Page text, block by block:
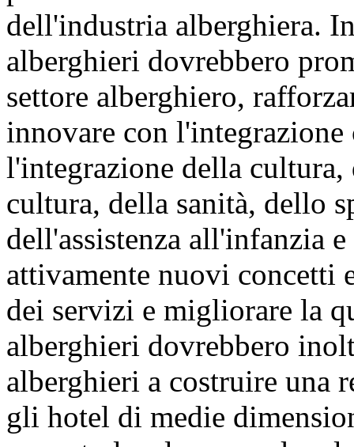
dell'industria alberghiera.
alberghieri dovrebbero
settore alberghiero,
innovare con
l'integrazione della
cultura, della sanità, dello
dell'assistenza all'infanzia
attivamente nuovi concetti
dei servizi e migliorare la
alberghieri dovrebbero
alberghieri a costruire una
gli hotel di medie